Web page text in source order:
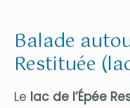
Balade
Restituée
Le lac de l’Épée